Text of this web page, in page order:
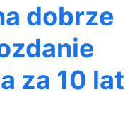
dobrze
za 10 lat